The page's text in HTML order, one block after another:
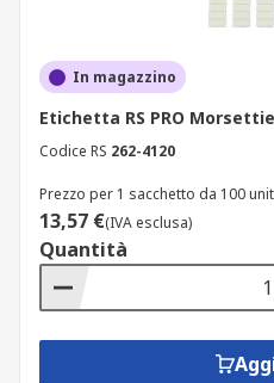
In magazzino
Etichetta RS PRO
Codice RS 262-4120
Prezzo per 1 sacchetto da 100
13,57 €(IVA esclusa)
Quantità